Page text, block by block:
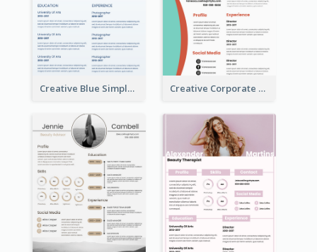
Creative Blue Simple Resume Creative Corporate Teal Resume